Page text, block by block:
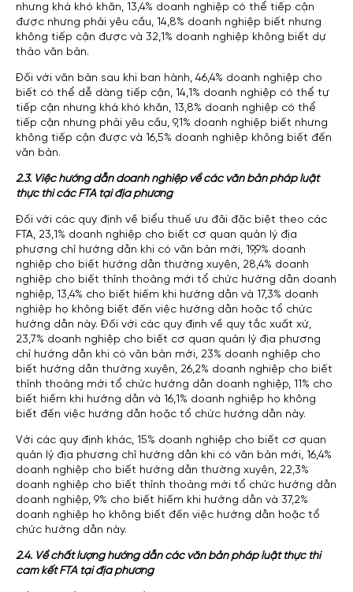
nhưng khá khó khăn, 13,4% doanh nghiệp có thể tiếp cận
được nhưng phải yêu cầu, 14,8% doanh nghiệp biết nhưng
không tiếp cận được và 32,1% doanh nghiệp không biết dự
thảo văn bản.
Đối với văn bản sau khi ban hành, 46,4% doanh nghiệp cho
biết có thể dễ dàng tiếp cận, 14,1% doanh nghiệp có thể tự
tiếp cận nhưng khá khó khăn, 13,8% doanh nghiệp có thể
tiếp cận nhưng phải yêu cầu, 9,1% doanh nghiệp biết nhưng
không tiếp cận được và 16,5% doanh nghiệp không biết đến
văn bản.
2.3. Việc hướng dẫn doanh nghiệp về các văn bản pháp luật
thực thi các FTA tại địa phương
Đối với các quy định về biểu thuế ưu đãi đặc biệt theo các
FTA, 23,1% doanh nghiệp cho biết cơ quan quản lý địa
phương chỉ hướng dẫn khi có văn bản mới, 19,9% doanh
nghiệp cho biết hướng dẫn thường xuyên, 28,4% doanh
nghiệp cho biết thỉnh thoảng mới tổ chức hướng dẫn doanh
nghiệp, 13,4% cho biết hiếm khi hướng dẫn và 17,3% doanh
nghiệp họ không biết đến việc hướng dẫn hoặc tổ chức
hướng dẫn này. Đối với các quy định về quy tắc xuất xứ,
23,7% doanh nghiệp cho biết cơ quan quản lý địa phương
chỉ hướng dẫn khi có văn bản mới, 23% doanh nghiệp cho
biết hướng dẫn thường xuyên, 26,2% doanh nghiệp cho biết
thỉnh thoảng mới tổ chức hướng dẫn doanh nghiệp, 11% cho
biết hiếm khi hướng dẫn và 16,1% doanh nghiệp họ không
biết đến việc hướng dẫn hoặc tổ chức hướng dẫn này.
Với các quy định khác, 15% doanh nghiệp cho biết cơ quan
quản lý địa phương chỉ hướng dẫn khi có văn bản mới, 16,4%
doanh nghiệp cho biết hướng dẫn thường xuyên, 22,3%
doanh nghiệp cho biết thỉnh thoảng mới tổ chức hướng dẫn
doanh nghiệp, 9% cho biết hiếm khi hướng dẫn và 37,2%
doanh nghiệp họ không biết đến việc hướng dẫn hoặc tổ
chức hướng dẫn này.
2.4. Về chất lượng hướng dẫn các văn bản pháp luật thực thi
cam kết FTA tại địa phương